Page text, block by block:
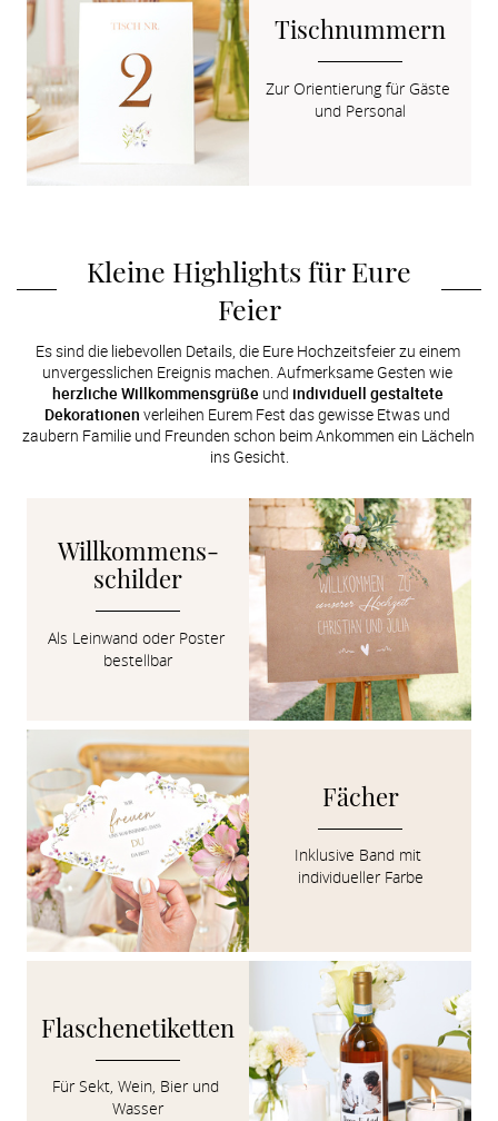
Tischnummern
Zur Orientierung für Gäste
und Personal
Kleine Highlights für Eure
Feier
Es sind die liebevollen Details, die Eure Hochzeitsfeier zu einem
herzliche Willkommensgrüße und individuell gestaltete
Dekorationen verleihen Eurem Fest das gewisse Etwas und
zaubern Familie und Freunden schon beim Ankommen ein Lächeln
ins Gesicht.
Willkommens­
schilder
Als Leinwand oder Poster
bestellbar
Fächer
Inklusive Band mit
individueller Farbe
Flaschenetiketten
Für Sekt, Wein, Bier und
Wasser